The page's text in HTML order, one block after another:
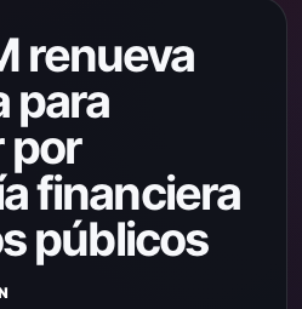
renueva
para
por
financiera
públicos